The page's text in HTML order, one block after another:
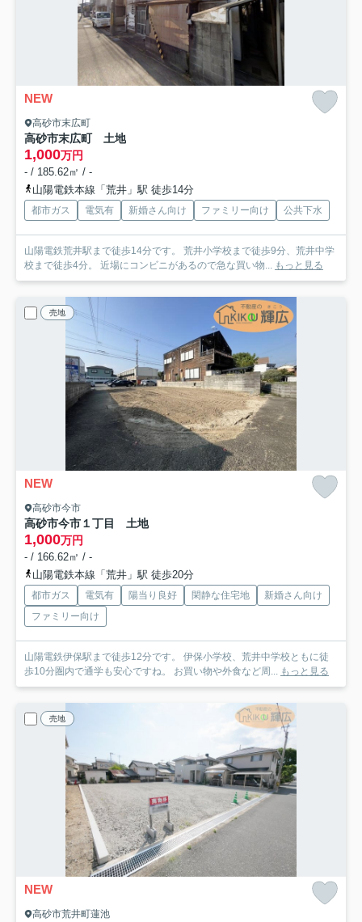
NEW
高砂市末広町
高砂市末広町 土地
1,000万円
- / 185.62㎡ / -
山陽電鉄本線「荒井」駅 徒歩14分
都市ガス 電気有 新婚さん向け ファミリー向け 公共下水
山陽電鉄荒井駅まで徒歩14分です。 荒井小学校まで徒歩9分、荒井中学
校まで徒歩4分。 近場にコンビニがあるので急な買い物... もっと見る
売地
NEW
高砂市今市
高砂市今市１丁目 土地
1,000万円
- / 166.62㎡ / -
山陽電鉄本線「荒井」駅 徒歩20分
都市ガス 電気有 陽当り良好 閑静な住宅地
新婚さん向け
ファミリー向け
山陽電鉄伊保駅まで徒歩12分です。 伊保小学校、荒井中学校ともに徒
歩10分圏内で通学も安心ですね。 お買い物や外食など周... もっと見る
売地
NEW
高砂市荒井町蓮池